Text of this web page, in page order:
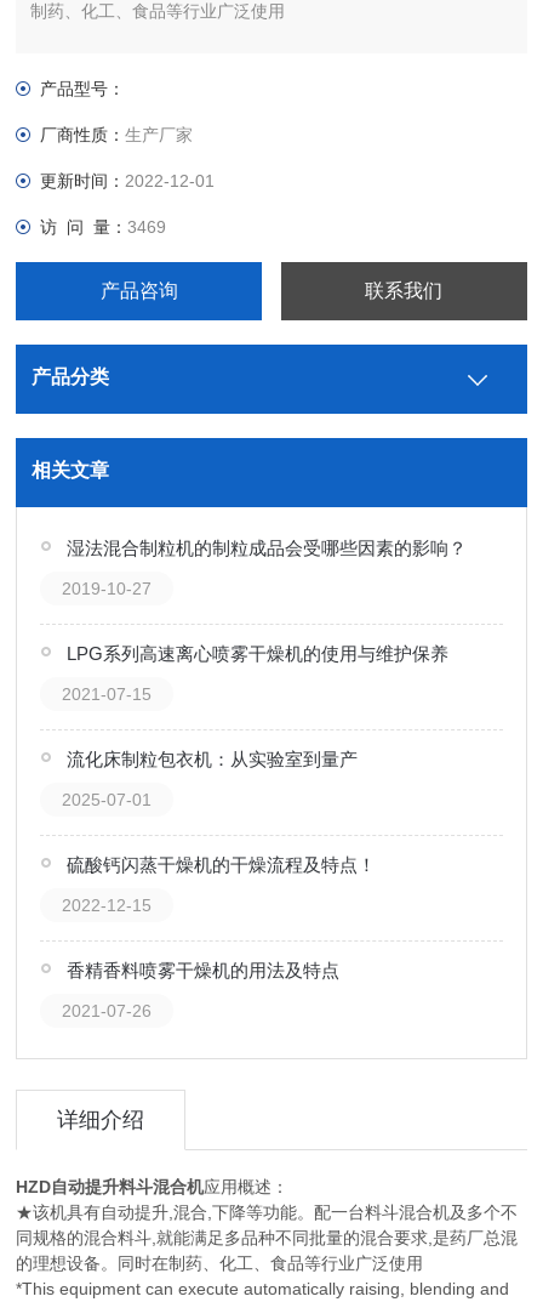
制药、化工、食品等行业广泛使用
产品型号：
厂商性质：生产厂家
更新时间： 2022-12-01
访 问 量：3469
产品咨询 联系我们
产品分类
相关文章
湿法混合制粒机的制粒成品会受哪些因素的影响？
2019-10-27
LPG系列高速离心喷雾干燥机的使用与维护保养
2021-07-15
流化床制粒包衣机：从实验室到量产
2025-07-01
硫酸钙闪蒸干燥机的干燥流程及特点！
2022-12-15
香精香料喷雾干燥机的用法及特点
2021-07-26
详细介绍
HZD自动提升料斗混合机应用概述：
★该机具有自动提升,混合,下降等功能。配一台料斗混合机及多个不
同规格的混合料斗,就能满足多品种不同批量的混合要求,是药厂总混
的理想设备。同时在制药、化工、食品等行业广泛使用
*This equipment can execute automatically raising, blending and